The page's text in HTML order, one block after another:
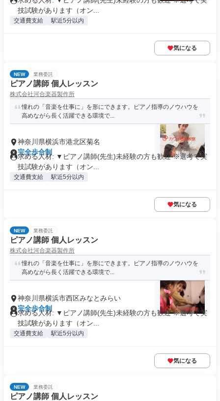
技試験があります（オン...
交通費支給 駅近5分以内
気になる
NEW 業務委託
ピアノ講師 個人レッスン
株式会社河合楽器製作所
憧れの「音楽を仕事に」を形にできます。ピアノ指導のノウハウを
高めながら長く活躍できる環境で...
神奈川県横浜市港北区菊名
完全歩合制
求める人材: ▼ピアノ講師(先生)未経験の方も歓迎 ※選考で実
技試験があります（オン...
交通費支給 駅近5分以内
気になる
NEW 業務委託
ピアノ講師 個人レッスン
株式会社河合楽器製作所
憧れの「音楽を仕事に」を形にできます。ピアノ指導のノウハウを
高めながら長く活躍できる環境で...
神奈川県横浜市西区みなとみらい
完全歩合制
求める人材: ▼ピアノ講師(先生)未経験の方も歓迎 ※選考で実
技試験があります（オン...
交通費支給 駅近5分以内
気になる
NEW 業務委託
ピアノ講師 個人レッスン